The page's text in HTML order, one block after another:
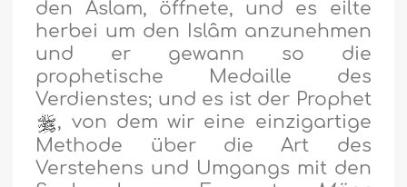
den Aslam, öffnete, und es eilte
herbei um den Islâm anzunehmen
und er gewann so die
prophetische Medaille des
Verdienstes; und es ist der Prophet
, von dem wir eine einzigartige
Methode über die Art des
Verstehens und Umgangs mit den